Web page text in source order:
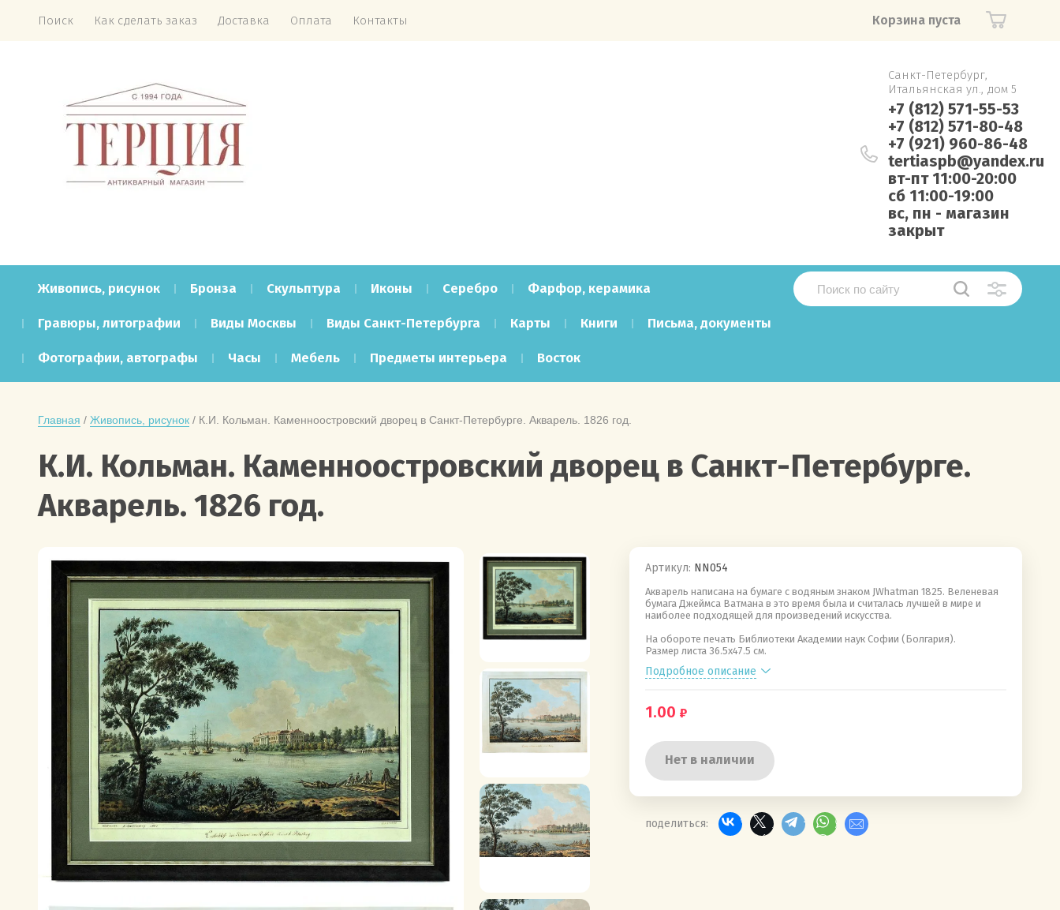
Поиск Как сделать заказ Доставка Оплата Контакты Корзина пуста
Санкт-Петербург,
Итальянская ул., дом 5
+7 (812) 571-55-53
+7 (812) 571-80-48
+7 (921) 960-86-48
tertiaspb@yandex.ru
вт-пт 11:00-20:00
сб 11:00-19:00
вс, пн - магазин
закрыт
Живопись, рисунок Бронза Скульптура Иконы Серебро Фарфор, керамика
Гравюры, литографии Виды Москвы Виды Санкт-Петербурга Карты Книги Письма, документы
Фотографии, автографы Часы Мебель Предметы интерьера Восток
Главная / Живопись, рисунок / К.И. Кольман. Каменноостровский дворец в Санкт-Петербурге. Акварель. 1826 год.
К.И. Кольман. Каменноостровский дворец в Санкт-Петербурге.
Акварель. 1826 год.
Артикул: NN054
Акварель написана на бумаге с водяным знаком JWhatman 1825. Веленевая
бумага Джеймса Ватмана в это время была и считалась лучшей в мире и
наиболее подходящей для произведений искусства.
На обороте печать Библиотеки Академии наук Софии (Болгария).
Размер листа 36.5х47.5 см.
Подробное описание
1.00
Нет в наличии
поделиться: